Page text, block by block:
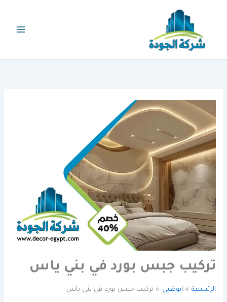
تركيب جبس بورد في بني ياس
الرئيسية ابوظبي تركيب جبس بورد في بني ياس